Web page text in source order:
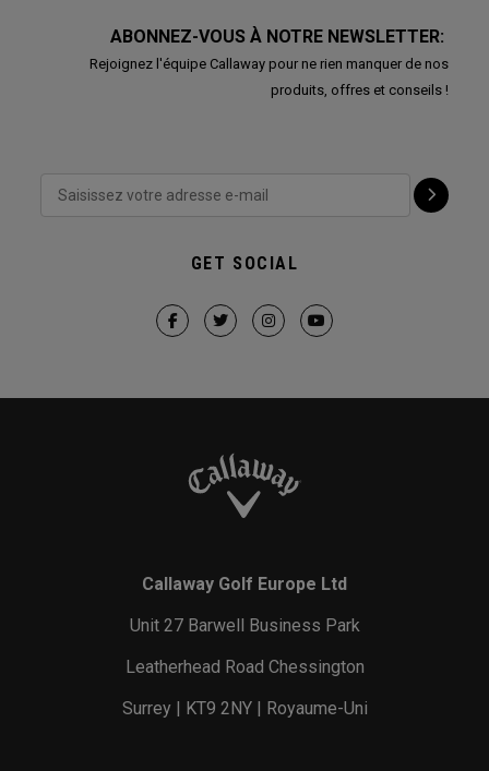
ABONNEZ-VOUS À NOTRE NEWSLETTER:
Rejoignez l'équipe Callaway pour ne rien manquer de nos
produits, offres et conseils !
GET SOCIAL
Callaway Golf Europe Ltd
Unit 27 Barwell Business Park
Leatherhead Road Chessington
Surrey | KT9 2NY | Royaume-Uni